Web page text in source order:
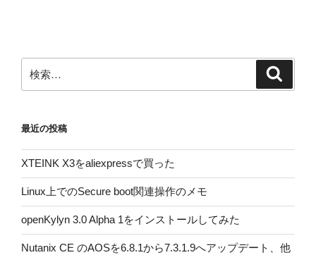
ン
索:
最近の投稿
XTEINK X3をaliexpressで買った
Linux上でのSecure boot関連操作のメモ
openKylyn 3.0 Alpha 1をインストールしてみた
Nutanix CE のAOSを6.8.1から7.3.1.9へアップデート、他